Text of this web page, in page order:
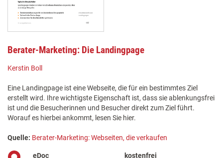
Berater-Marketing: Die Landingpage
Kerstin Boll
Eine Landingpage ist eine Webseite, die für ein bestimmtes Ziel
erstellt wird. Ihre wichtigste Eigenschaft ist, dass sie ablenkungsfrei
ist und die Besucherinnen und Besucher direkt zum Ziel führt.
Worauf es hierbei ankommt, lesen Sie hier.
Quelle: Berater-Marketing: Webseiten, die verkaufen
eDoc kostenfrei